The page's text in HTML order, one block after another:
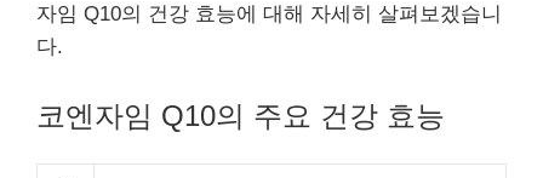
자임 Q10의 건강 효능에 대해 자세히 살펴보겠습니
다.
코엔자임 Q10의 주요 건강 효능